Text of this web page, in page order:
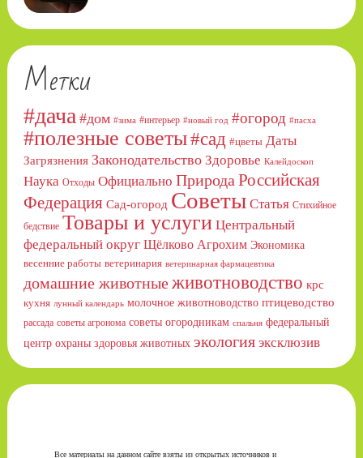
Метки
#дача #дом #зима #интерьер #новый год #огород #пасха
#полезные советы#сад #цветы Даты
Загрязнения Законодательство Здоровье Калейдоскоп
Наука Отходы Официально Природа Российская
Федерация Сад-огород Советы Статья Стихийное
бедствие Товары и услуги Центральный
федеральный округ Щёлково Агрохим Экономика
весенние работы ветеринария ветеринарная фармацевтика
домашние животныеживотноводство крс
кухня лунный календарь молочное животноводство птицеводство
рассада советы агронома советы огородникам спальня федеральный
центр охраны здоровья животных экология эксклюзив
Все материалы на данном сайте взяты из открытых источников и